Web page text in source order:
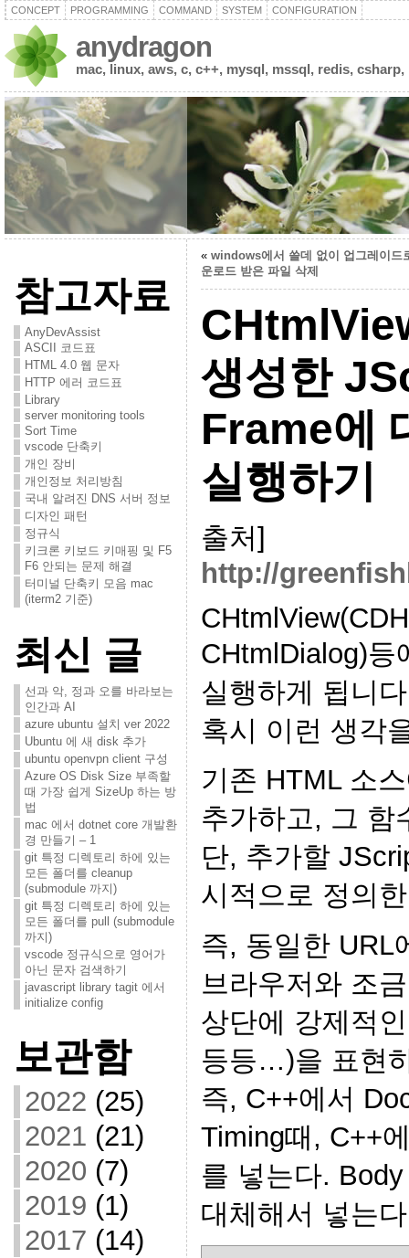
CONCEPT PROGRAMMING COMMAND SYSTEM CONFIGURATION
anydragon
mac, linux, aws, c, c++, mysql, mssql, redis,
참고자료
AnyDevAssist
ASCII 코드표
HTML 4.0 웹 문자
HTTP 에러 코드표
Library
server monitoring tools
Sort Time
vscode 단축키
개인 장비
개인정보 처리방침
국내 알려진 DNS 서버 정보
디자인 패턴
정규식
키크론 키보드 키매핑 및 F5
F6 안되는 문제 해결
터미널 단축키 모음 mac
(iterm2 기준)
최신 글
선과 악, 정과 오를 바라보는
인간과 AI
azure ubuntu 설치 ver 2022
Ubuntu 에 새 disk 추가
ubuntu openvpn client 구성
Azure OS Disk Size 부족할
때 가장 쉽게 SizeUp 하는 방
법
mac 에서 dotnet core 개발환
경 만들기 – 1
git 특정 디렉토리 하에 있는
모든 폴더를 cleanup
(submodule 까지)
git 특정 디렉토리 하에 있는
모든 폴더를 pull (submodule
까지)
vscode 정규식으로 영어가
아닌 문자 검색하기
javascript library tagit 에서
initialize config
보관함
2022 (25)
2021 (21)
2020 (7)
2019 (1)
2017 (14)
« windows에서 쓸데 없이 업그레이드
운로드 받은 파일 삭제
생성한
Frame에
실행하기
출처]
http://
CHtmlDialog)등
실행하게 됩니
혹시 이런 생각
기존 HTML 소
추가하고, 그
단, 추가할
시적으로 정의
즉, 동일한 URL
브라우저와 조
상단에 강제적
등등…)을 표현
즉, C++에서
Timing때, C++
를 넣는다.
대체해서 넣는